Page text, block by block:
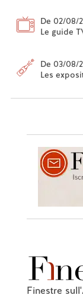
De 02/08/
Le guide
De 03/08/
Les
Finestre